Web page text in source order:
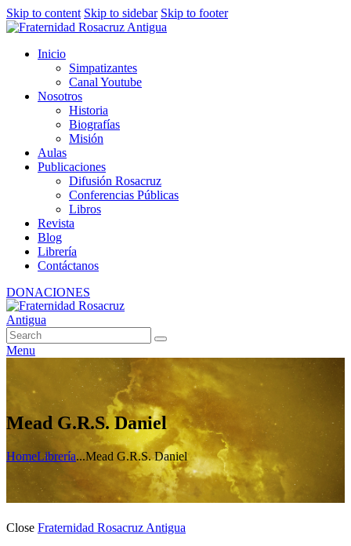
Skip to content Skip to sidebar Skip to footer
Inicio
Simpatizantes
Canal Youtube
Nosotros
Historia
Biografías
Misión
Aulas
Publicaciones
Difusión Rosacruz
Conferencias Públicas
Libros
Revista
Blog
Librería
Contáctanos
DONACIONES
Menu
Mead G.R.S. Daniel
HomeLibrería...Mead G.R.S. Daniel
Close Fraternidad Rosacruz Antigua